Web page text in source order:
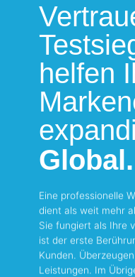
helfen
Global.
Eine professionelle
dient als weit mehr
Sie fungiert als Ihre
ist der erste
Kunden.
Leistungen. Im